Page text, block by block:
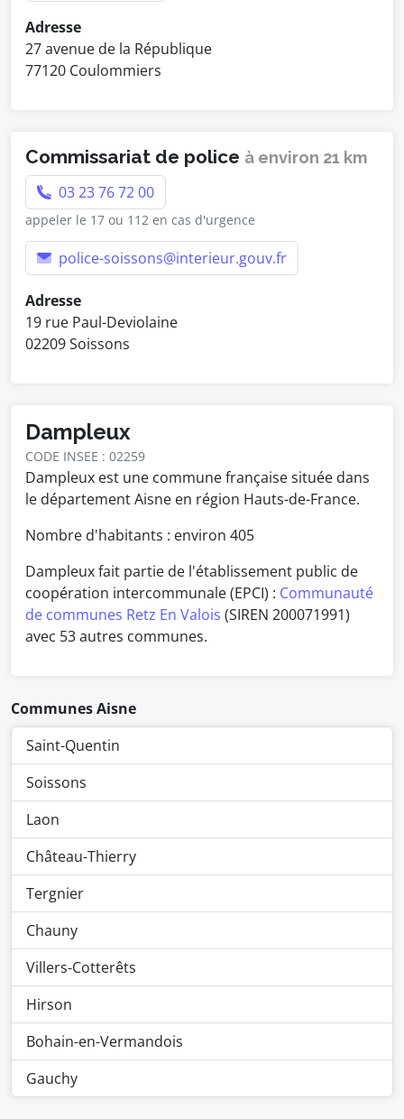
Adresse
27 avenue de la République
77120 Coulommiers
Commissariat de police à environ 21 km
03 23 76 72 00
appeler le 17 ou 112 en cas d'urgence
police-soissons@interieur.gouv.fr
Adresse
19 rue Paul-Deviolaine
02209 Soissons
Dampleux
CODE INSEE : 02259
Dampleux est une commune française située dans
le département Aisne en région Hauts-de-France.
Nombre d'habitants : environ 405
Dampleux fait partie de l'établissement public de
coopération intercommunale (EPCI) : Communauté
de communes Retz En Valois (SIREN 200071991)
avec 53 autres communes.
Communes Aisne
Saint-Quentin
Soissons
Laon
Château-Thierry
Tergnier
Chauny
Villers-Cotterêts
Hirson
Bohain-en-Vermandois
Gauchy